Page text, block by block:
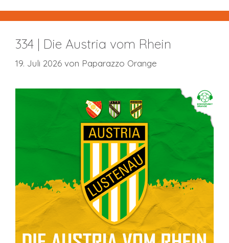
334 | Die Austria vom Rhein
19. Juli 2026 von Paparazzo Orange